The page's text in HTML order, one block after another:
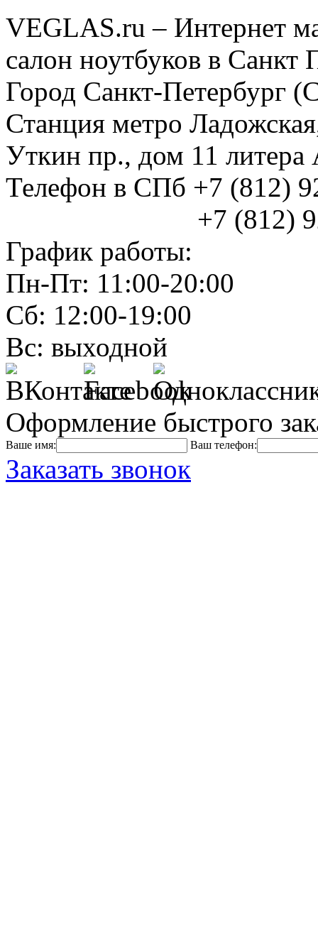
VEGLAS.ru – Интернет
салон ноутбуков в Санкт
Город Санкт-Петербург
Станция метро
Уткин пр., дом 11
Телефон в СПб +7 (812)
+7 (812)
График работы:
Пн-Пт: 11:00-20:00
Сб: 12:00-19:00
Вс: выходной
Оформление быстрого
Ваше имя: Ваш телефон:
Заказать звонок